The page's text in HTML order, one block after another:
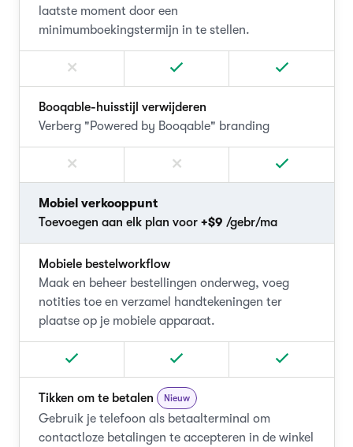
laatste moment door een
minimumboekingstermijn in te stellen.
Booqable-huisstijl verwijderen
Verberg "Powered by Booqable" branding
Mobiel verkooppunt
Toevoegen aan elk plan voor +$9 /gebr/ma
Mobiele bestelworkflow
Maak en beheer bestellingen onderweg, voeg
notities toe en verzamel handtekeningen ter
plaatse op je mobiele apparaat.
Tikken om te betalen Nieuw
Gebruik je telefoon als betaalterminal om
contactloze betalingen te accepteren in de winkel